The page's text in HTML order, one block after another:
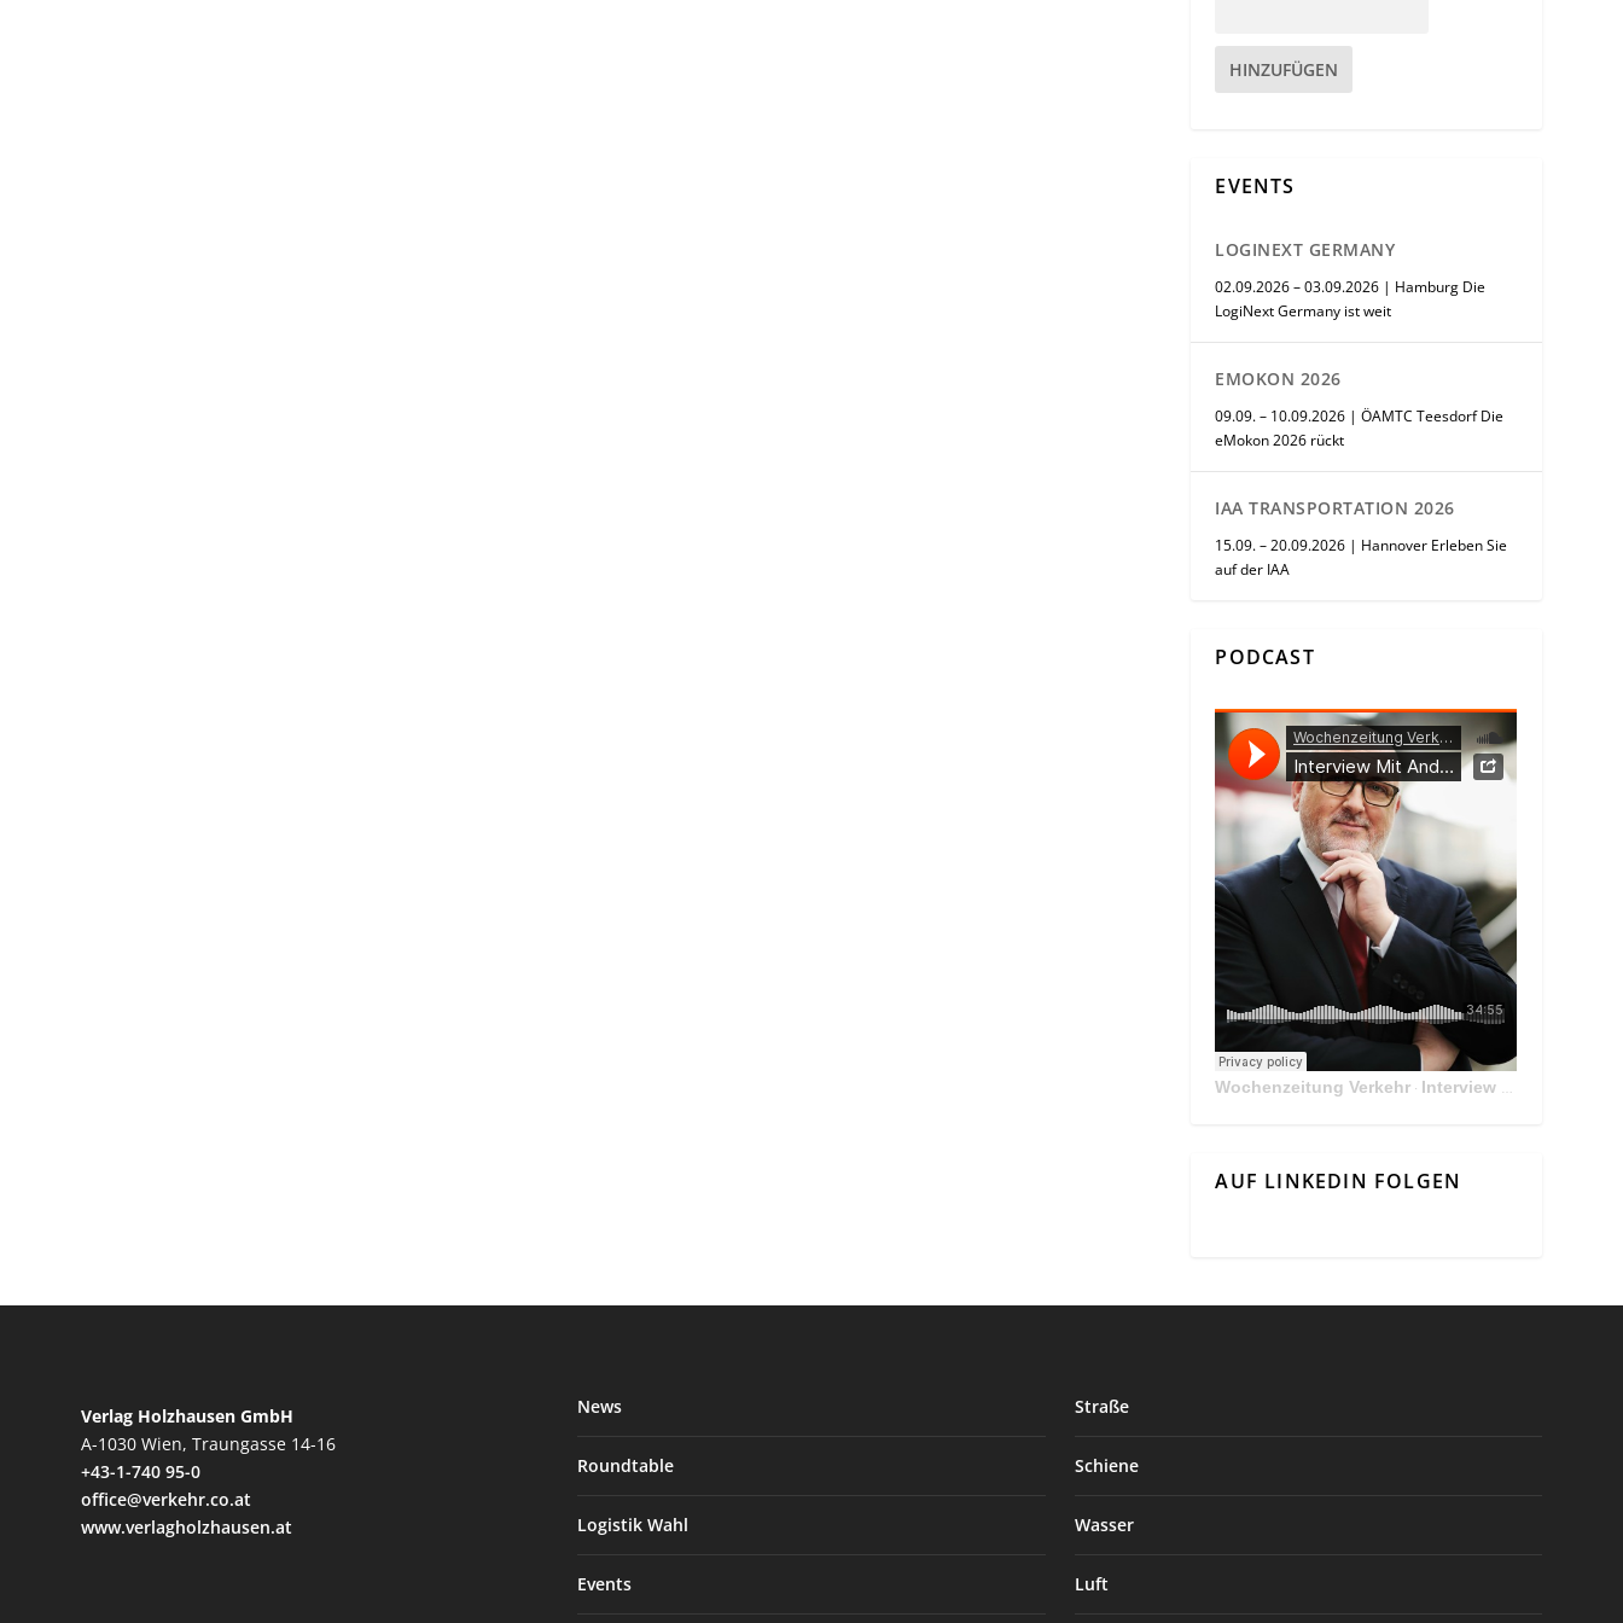
HINZUFÜGEN
EVENTS
LOGINEXT GERMANY
02.09.2026 – 03.09.2026 | Hamburg Die
LogiNext Germany ist weit
EMOKON 2026
09.09. – 10.09.2026 | ÖAMTC Teesdorf Die
eMokon 2026 rückt
IAA TRANSPORTATION 2026
15.09. – 20.09.2026 | Hannover Erleben Sie
auf der IAA
PODCAST
Wochenzeitung Verkehr · Interview Mit Andreas Matthä, CEO der ÖBB Holding
AUF LINKEDIN FOLGEN
Verlag Holzhausen GmbH
A-1030 Wien, Traungasse 14-16
+43-1-740 95-0
office@verkehr.co.at
www.verlagholzhausen.at
News
Roundtable
Logistik Wahl
Events
Straße
Schiene
Wasser
Luft